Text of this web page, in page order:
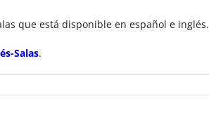
que está disponible en español e inglés.
Salas.